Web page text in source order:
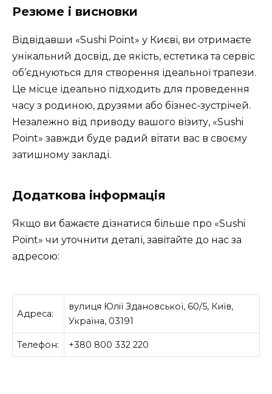
Резюме і висновки
Відвідавши «Sushi Point» у Києві, ви отримаєте
унікальний досвід, де якість, естетика та сервіс
об’єднуються для створення ідеальної трапези.
Це місце ідеально підходить для проведення
часу з родиною, друзями або бізнес-зустрічей.
Незалежно від приводу вашого візиту, «Sushi
Point» завжди буде радий вітати вас в своєму
затишному закладі.
Додаткова інформація
Якщо ви бажаєте дізнатися більше про «Sushi
Point» чи уточнити деталі, завітайте до нас за
адресою:
Адреса:
вулиця Юлії Здановської, 60/5, Київ,
Україна, 03191
Телефон: +380 800 332 220